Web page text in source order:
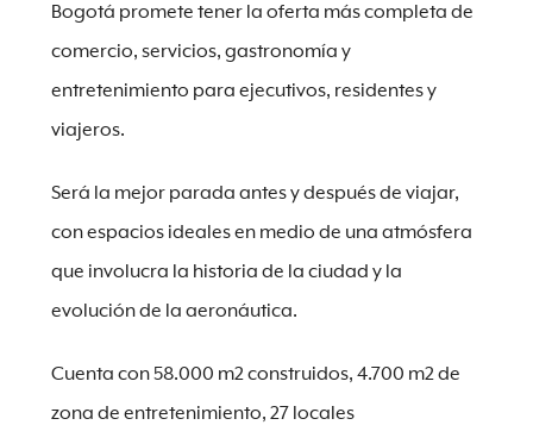
Bogotá promete tener la oferta más completa de
comercio, servicios, gastronomía y
entretenimiento para ejecutivos, residentes y
viajeros.
Será la mejor parada antes y después de viajar,
con espacios ideales en medio de una atmósfera
que involucra la historia de la ciudad y la
evolución de la aeronáutica.
Cuenta con 58.000 m2 construidos, 4.700 m2 de
zona de entretenimiento, 27 locales